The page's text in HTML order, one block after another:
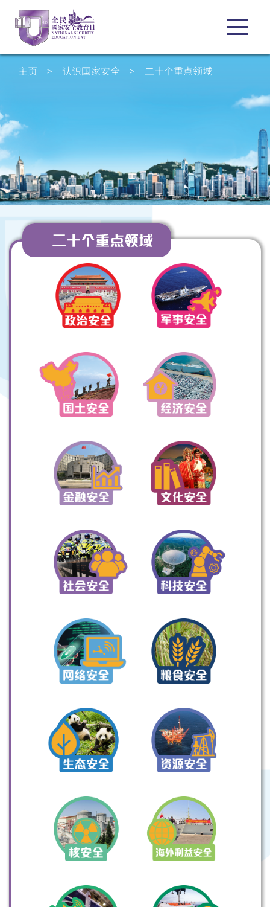
主页 > 认识国家安全 > 二十个重点领域
扫一扫关注我们的社交媒体，紧贴最新资讯！
微信 小红书